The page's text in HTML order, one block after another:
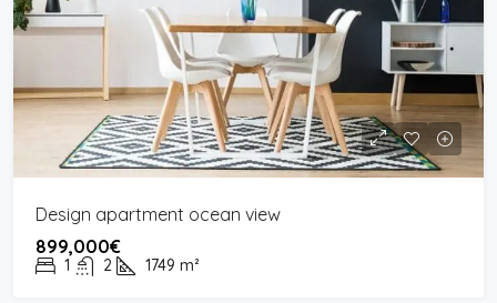
Design apartment ocean view
899,000€
1 2 1749 m²